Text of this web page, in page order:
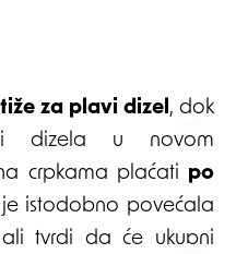
za plavi dizel, dok
dizela u novom
crpkama plaćati po
istodobno povećala
tvrdi da će ukupni